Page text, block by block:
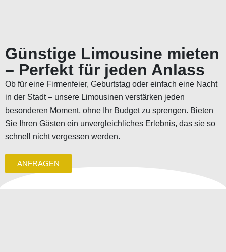
Günstige Limousine mieten
– Perfekt für jeden Anlass
Ob für eine Firmenfeier, Geburtstag oder einfach eine Nacht
in der Stadt – unsere Limousinen verstärken jeden
besonderen Moment, ohne Ihr Budget zu sprengen. Bieten
Sie Ihren Gästen ein unvergleichliches Erlebnis, das sie so
schnell nicht vergessen werden.
ANFRAGEN